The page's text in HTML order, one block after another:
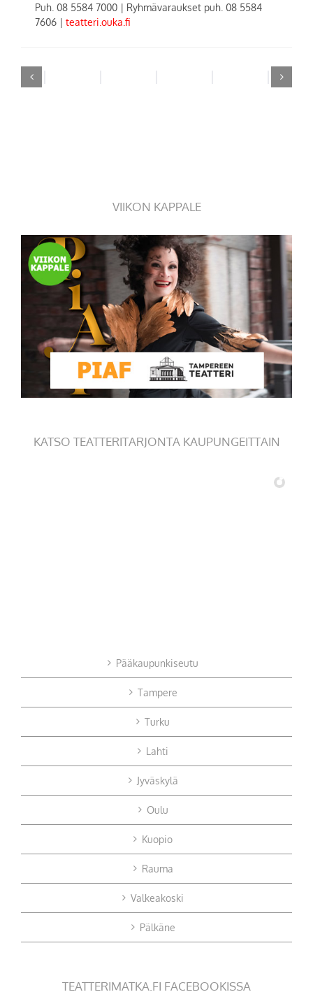
Puh. 08 5584 7000 | Ryhmävaraukset puh. 08 5584
7606 | teatteri.ouka.fi
VIIKON KAPPALE
KATSO TEATTERITARJONTA KAUPUNGEITTAIN
Pääkaupunkiseutu
Tampere
Turku
Lahti
Jyväskylä
Oulu
Kuopio
Rauma
Valkeakoski
Pälkäne
TEATTERIMATKA.FI FACEBOOKISSA